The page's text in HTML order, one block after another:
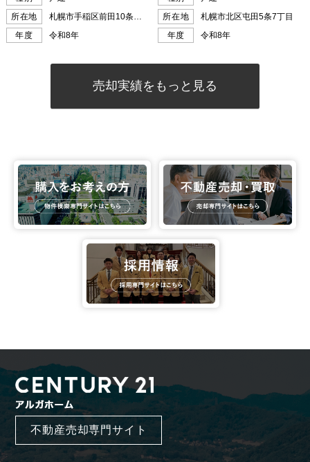
売却実績をもっと見る
不動産売却専門サイト